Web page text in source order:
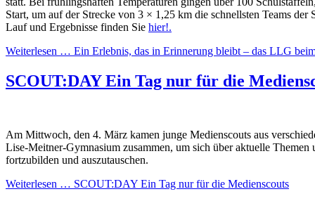
Start, um auf der Strecke von 3 × 1,25 km die schnellsten Teams
Lauf und Ergebnisse finden Sie hier!.
Weiterlesen … Ein Erlebnis, das in Erinnerung bleibt – das LLG
SCOUT:DAY Ein Tag nur für die
Am Mittwoch, den 4. März kamen junge Medienscouts aus
Lise-Meitner-Gymnasium zusammen, um sich über aktuelle
fortzubilden und auszutauschen.
Weiterlesen … SCOUT:DAY Ein Tag nur für die Medienscouts